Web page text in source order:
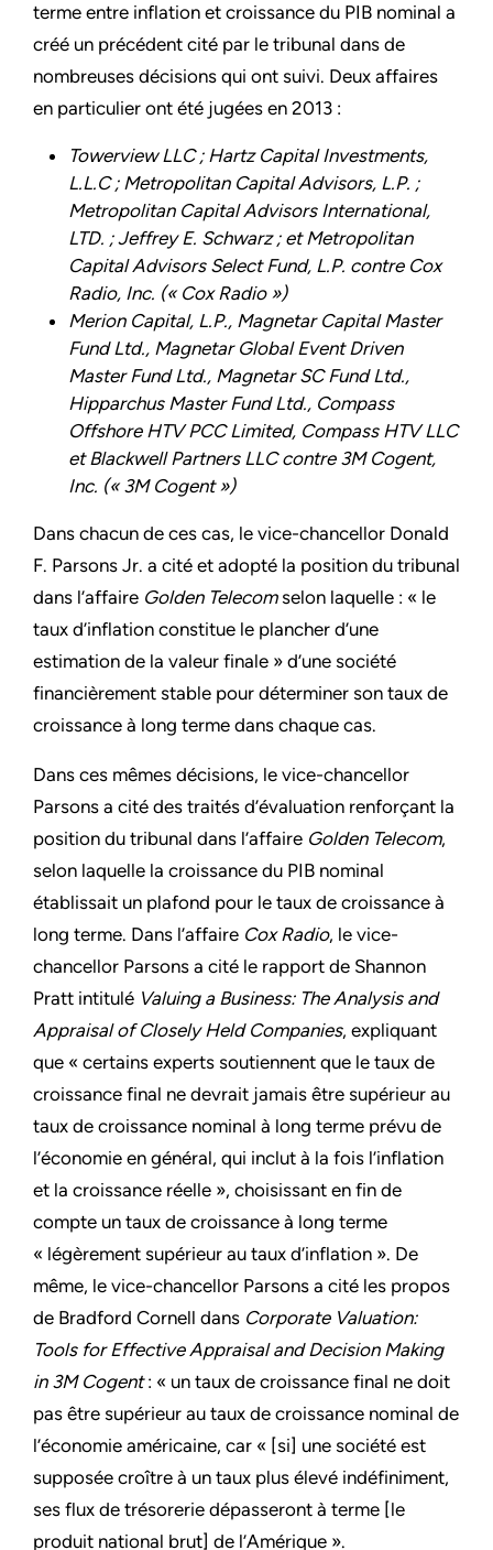
terme entre inflation et croissance du PIB nominal a
créé un précédent cité par le tribunal dans de
nombreuses décisions qui ont suivi. Deux affaires
en particulier ont été jugées en 2013 :
Towerview LLC ; Hartz Capital Investments,
L.L.C ; Metropolitan Capital Advisors, L.P. ;
Metropolitan Capital Advisors International,
LTD. ; Jeffrey E. Schwarz ; et Metropolitan
Capital Advisors Select Fund, L.P. contre Cox
Radio, Inc. (« Cox Radio »)
Merion Capital, L.P., Magnetar Capital Master
Fund Ltd., Magnetar Global Event Driven
Master Fund Ltd., Magnetar SC Fund Ltd.,
Hipparchus Master Fund Ltd., Compass
Offshore HTV PCC Limited, Compass HTV LLC
et Blackwell Partners LLC contre 3M Cogent,
Inc. (« 3M Cogent »)
Dans chacun de ces cas, le vice-chancellor Donald
F. Parsons Jr. a cité et adopté la position du tribunal
dans l’affaire Golden Telecomselon laquelle : « le
taux d’inflation constitue le plancher d’une
estimation de la valeur finale » d’une société
financièrement stable pour déterminer son taux de
croissance à long terme dans chaque cas.
Dans ces mêmes décisions, le vice-chancellor
Parsons a cité des traités d’évaluation renforçant la
position du tribunal dans l’affaire Golden Telecom,
selon laquelle la croissance du PIB nominal
établissait un plafond pour le taux de croissance à
long terme. Dans l’affaire Cox Radio, le vice-
chancellor Parsons a cité le rapport de Shannon
Pratt intitulé Valuing a Business: The Analysis and
Appraisal of Closely Held Companies, expliquant
que « certains experts soutiennent que le taux de
croissance final ne devrait jamais être supérieur au
taux de croissance nominal à long terme prévu de
l’économie en général, qui inclut à la fois l’inflation
et la croissance réelle », choisissant en fin de
compte un taux de croissance à long terme
« légèrement supérieur au taux d’inflation ». De
même, le vice-chancellor Parsons a cité les propos
de Bradford Cornell dans Corporate Valuation:
Tools for Effective Appraisal and Decision Making
in 3M Cogent: « un taux de croissance final ne doit
pas être supérieur au taux de croissance nominal de
l’économie américaine, car « [si] une société est
supposée croître à un taux plus élevé indéfiniment,
ses flux de trésorerie dépasseront à terme [le
produit national brut] de l’Amérique ».